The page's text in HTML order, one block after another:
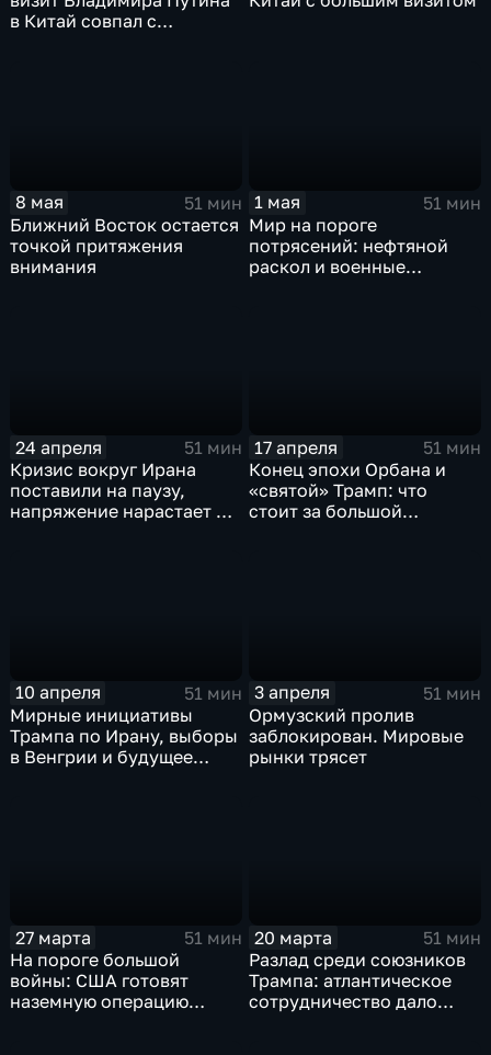
в Китай совпал с
8 мая
51 мин
Ближний Восток остается
точкой притяжения
внимания
1 мая
51 мин
Мир на пороге
потрясений: нефтяной
раскол и военные
24 апреля
51 мин
Кризис вокруг Ирана
поставили на паузу,
напряжение нарастает в
17 апреля
51 мин
Конец эпохи Орбана и
«святой» Трамп: что
стоит за большой
10 апреля
51 мин
Мирные инициативы
Трампа по Ирану, выборы
в Венгрии и будущее
3 апреля
51 мин
Ормузский пролив
заблокирован. Мировые
рынки трясет
27 марта
51 мин
На пороге большой
войны: США готовят
наземную операцию
20 марта
51 мин
Разлад среди союзников
Трампа: атлантическое
сотрудничество дало